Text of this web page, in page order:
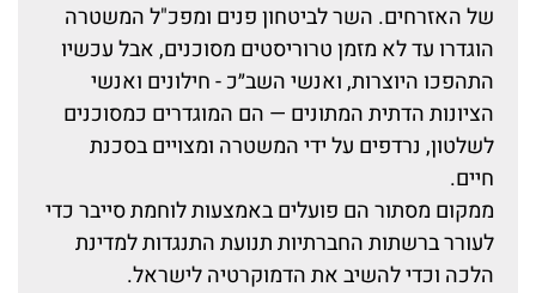
של האזרחים. השר לביטחון פנים ומפכ"ל המשטרה
הוגדרו עד לא מזמן טרוריסטים מסוכנים, אבל עכשיו
התהפכו היוצרות, ואנשי השב״כ - חילונים ואנשי
הציונות הדתית המתונים — הם המוגדרים כמסוכנים
לשלטון, נרדפים על ידי המשטרה ומצויים בסכנת
חיים.
ממקום מסתור הם פועלים באמצעות לוחמת סייבר כדי
לעורר ברשתות החברתיות תנועת התנגדות למדינת
הלכה וכדי להשיב את הדמוקרטיה לישראל.